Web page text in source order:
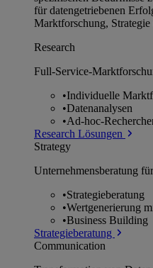
für datengetriebenen
Marktforschung,
Research
Full-Service-
•Individuelle
•Datenanalysen
•Ad-hoc-
Research Lösungen
Strategy
Unternehmens­beratung
•Strategieberatung
•Wertgenerierung
•Business Building
Strategieberatung
Communication